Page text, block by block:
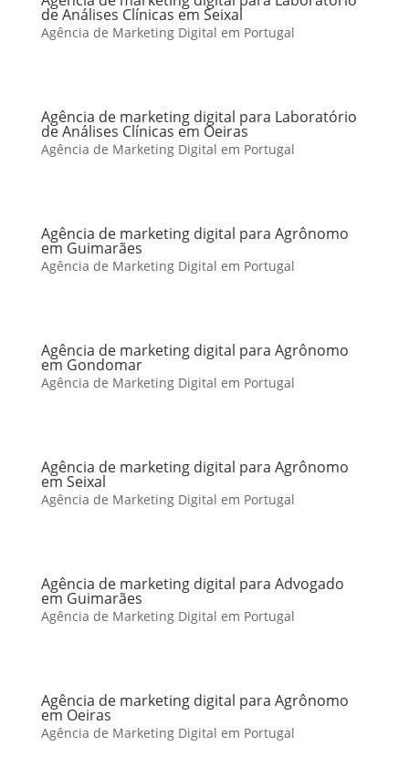
de Análises Clínicas em Seixal
Agência de Marketing Digital em Portugal
Agência de marketing digital para Laboratório
de Análises Clínicas em Oeiras
Agência de Marketing Digital em Portugal
Agência de marketing digital para Agrônomo
em Guimarães
Agência de Marketing Digital em Portugal
Agência de marketing digital para Agrônomo
em Gondomar
Agência de Marketing Digital em Portugal
Agência de marketing digital para Agrônomo
em Seixal
Agência de Marketing Digital em Portugal
Agência de marketing digital para Advogado
em Guimarães
Agência de Marketing Digital em Portugal
Agência de marketing digital para Agrônomo
em Oeiras
Agência de Marketing Digital em Portugal